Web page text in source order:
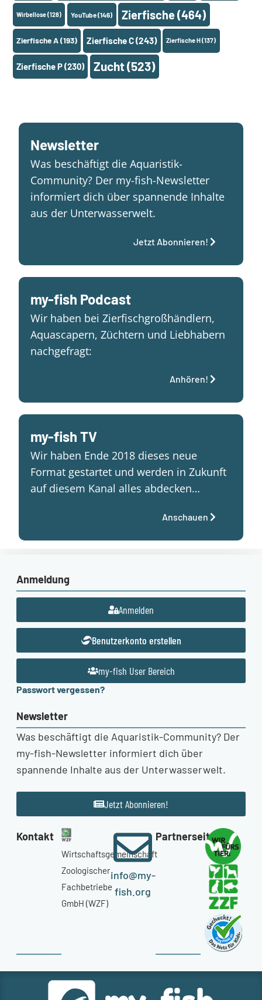
Wirbellose(128) YouTube(146) Zierfische(464)
Zierfische A(193) Zierfische C(243) Zierfische H(137)
Zierfische P(230) Zucht(523)
Newsletter
Was beschäftigt die Aquaristik-
Community? Der my-fish-Newsletter
informiert dich über spannende Inhalte
aus der Unterwasserwelt.
Jetzt Abonnieren!
my-fish Podcast
Wir haben bei Zierfischgroßhändlern,
Aquascapern, Züchtern und Liebhabern
nachgefragt:
Anhören!
my-fish TV
Wir haben Ende 2018 dieses neue
Format gestartet und werden in Zukunft
auf diesem Kanal alles abdecken…
Anschauen
Anmeldung
Anmelden
Benutzerkonto erstellen
my-fish User Bereich
Passwort vergessen?
Newsletter
Was beschäftigt die Aquaristik-Community? Der
my-fish-Newsletter informiert dich über
spannende Inhalte aus der Unterwasserwelt.
Jetzt Abonnieren!
Kontakt
Wirtschaftsgemeinschaft
Zoologischer
Fachbetriebe
GmbH (WZF)
info@my-
fish.org
Partnerseiten